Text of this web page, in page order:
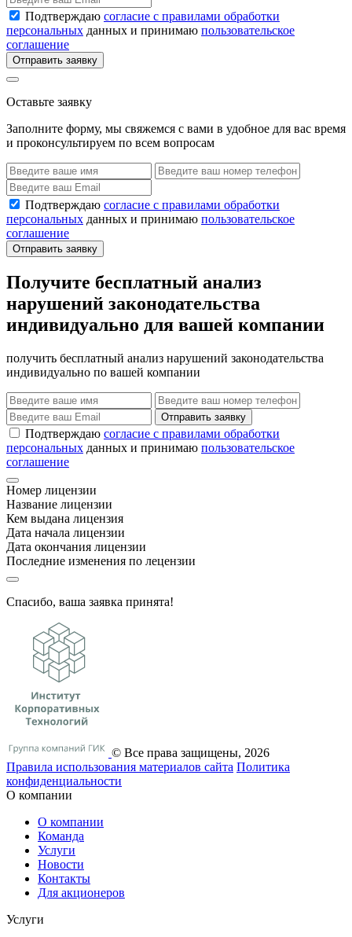
Подтверждаю согласие с правилами обработки
персональных данных и принимаю пользовательское
соглашение
Отправить заявку
Оставьте заявку
Заполните форму, мы свяжемся с вами в удобное для вас время
и проконсультируем по всем вопросам
Подтверждаю согласие с правилами обработки
персональных данных и принимаю пользовательское
соглашение
Отправить заявку
Получите бесплатный анализ
нарушений законодательства
индивидуально для вашей компании
получить бесплатный анализ нарушений законодательства
индивидуально по вашей компании
Отправить заявку
Подтверждаю согласие с правилами обработки
персональных данных и принимаю пользовательское
соглашение
Номер лицензии
Название лицензии
Кем выдана лицензия
Дата начала лицензии
Дата окончания лицензии
Последние изменения по лецензии
Спасибо, ваша заявка принята!
© Все права защищены, 2026
Правила использования материалов сайта Политика
конфиденциальности
О компании
О компании
Команда
Услуги
Новости
Контакты
Для акционеров
Услуги